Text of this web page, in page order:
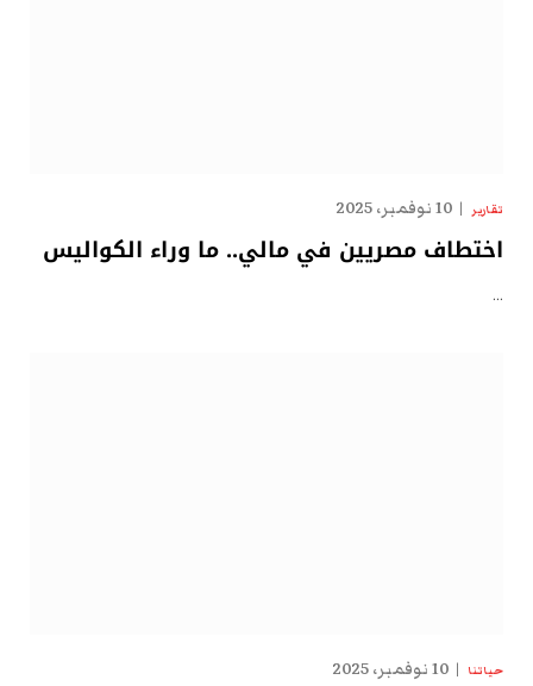
تقارير 10 نوفمبر، 2025
اختطاف مصريين في مالي.. ما وراء الكواليس
…
حياتنا 10 نوفمبر، 2025